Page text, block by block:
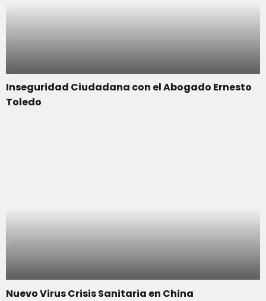
Inseguridad Ciudadana con el Abogado Ernesto
Toledo
Nuevo Virus Crisis Sanitaria en China